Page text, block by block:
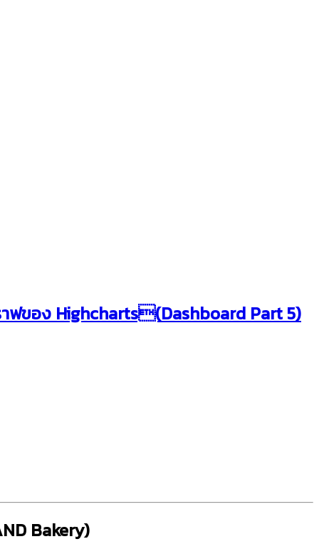
ฟของ Highcharts(Dashboard Part 5)
Bakery)